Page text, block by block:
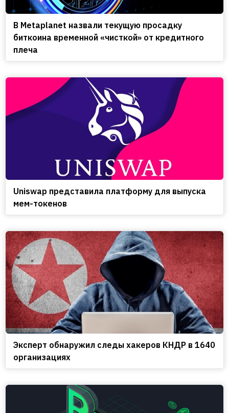
В Metaplanet назвали текущую просадку
биткоина временной «чисткой» от кредитного
плеча
Uniswap представила платформу для выпуска
мем-токенов
Эксперт обнаружил следы хакеров КНДР в 1640
организациях